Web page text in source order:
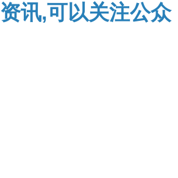
资讯,可以关注公众